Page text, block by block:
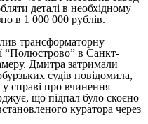
деталі в необхідному
в 1 000 000 рублів.
трансформаторну
“Полюстрово” в Санкт-
Дмитра затримали
судів повідомила,
справі про вчинення
що підпал було скоєно
куратора через